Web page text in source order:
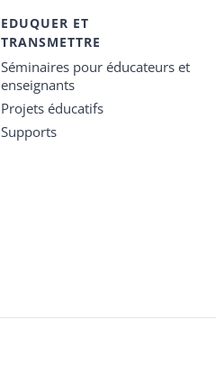
EDUQUER ET
TRANSMETTRE
Séminaires pour éducateurs et
enseignants
Projets éducatifs
Supports